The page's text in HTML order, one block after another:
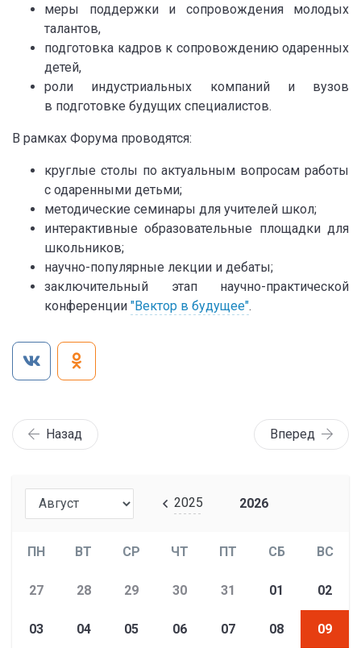
2025 2026
ПН ВТ СР ЧТ ПТ СБ ВС
27 28 29 30 31 01 02
03 04 05 06 07 08 09
меры поддержки и сопровождения молодых
талантов,
подготовка кадров к сопровождению одаренных
детей,
роли индустриальных компаний и вузов
в подготовке будущих специалистов.
В рамках Форума проводятся:
круглые столы по актуальным вопросам работы
с одаренными детьми;
методические семинары для учителей школ;
интерактивные образовательные площадки для
школьников;
научно-популярные лекции и дебаты;
заключительный этап научно-практической
конференции "Вектор в будущее".
Назад Вперед